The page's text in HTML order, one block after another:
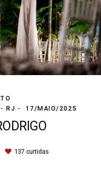
RJ
17/MAIO/2025
137 curtidas